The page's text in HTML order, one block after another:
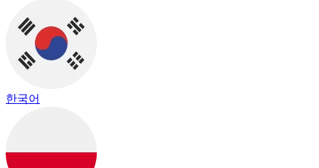
한국어